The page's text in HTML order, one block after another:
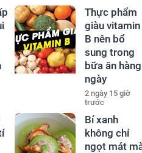
Thực phẩm
giàu vitamin
B nên bổ
sung trong
bữa ăn hàng
ngày
2 ngày 15 giờ
trước
Bí xanh
không chỉ
ngọt mát